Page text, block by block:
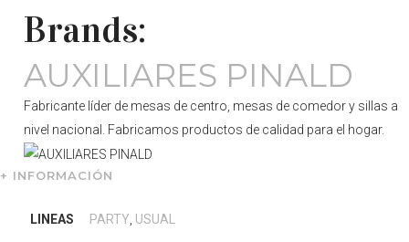
Brands:
AUXILIARES PINALD
Fabricante líder de mesas de centro, mesas de comedor y sillas a
nivel nacional. Fabricamos productos de calidad para el hogar.
+ INFORMACIÓN
LINEAS PARTY, USUAL